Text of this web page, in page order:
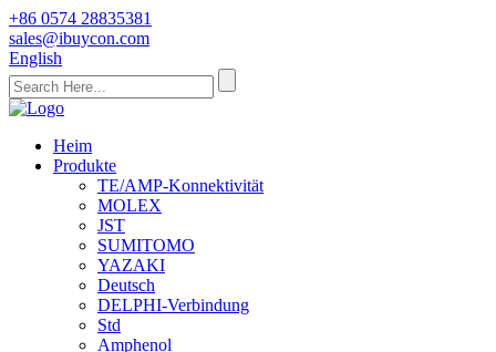
+86 0574 28835381
sales@ibuycon.com
English
Heim
Produkte
TE/AMP-Konnektivität
MOLEX
JST
SUMITOMO
YAZAKI
Deutsch
DELPHI-Verbindung
Std
Amphenol